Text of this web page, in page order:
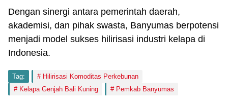
Dengan sinergi antara pemerintah daerah,
akademisi, dan pihak swasta, Banyumas berpotensi
menjadi model sukses hilirisasi industri kelapa di
Indonesia.
Tag:
Hilirisasi Komoditas Perkebunan
Kelapa Genjah Bali Kuning
Pemkab Banyumas